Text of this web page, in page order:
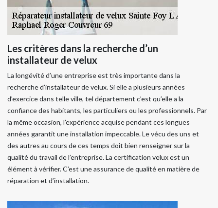
Les critères dans la recherche d’un
installateur de velux
La longévité d’une entreprise est très importante dans la
recherche d’installateur de velux. Si elle a plusieurs années
d’exercice dans telle ville, tel département c’est qu’elle a la
confiance des habitants, les particuliers ou les professionnels. Par
la même occasion, l’expérience acquise pendant ces longues
années garantit une installation impeccable. Le vécu des uns et
des autres au cours de ces temps doit bien renseigner sur la
qualité du travail de l’entreprise. La certification velux est un
élément à vérifier. C’est une assurance de qualité en matière de
réparation et d’installation.